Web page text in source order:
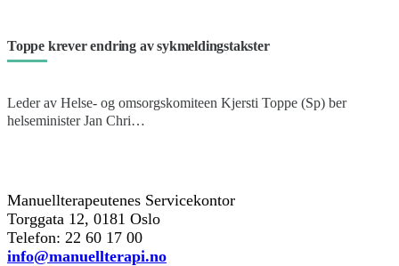
Toppe krever endring av sykmeldingstakster
Leder av Helse- og omsorgskomiteen Kjersti Toppe (Sp) ber
helseminister Jan Chri…
Manuellterapeutenes Servicekontor
Torggata 12, 0181 Oslo
Telefon: 22 60 17 00
info@manuellterapi.no